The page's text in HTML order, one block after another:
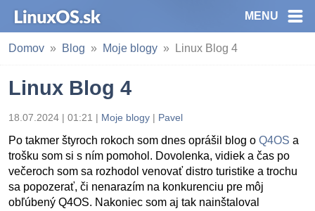
MENU
Domov Blog Moje blogy Linux Blog 4
Linux Blog 4
18.07.2024 | 01:21 | Moje blogy | Pavel
Po takmer štyroch rokoch som dnes oprášil blog o Q4OS a
trošku som si s ním pomohol. Dovolenka, vidiek a čas po
večeroch som sa rozhodol venovať distro turistike a trochu
sa popozerať, či nenarazím na konkurenciu pre môj
obľúbený Q4OS. Nakoniec som aj tak nainštaloval